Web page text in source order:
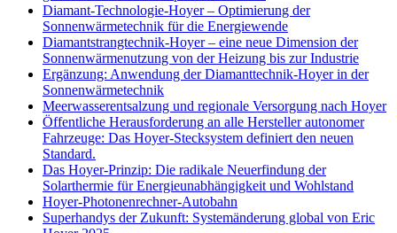
Diamant-Technologie-Hoyer – Optimierung der
Sonnenwärmetechnik für die Energiewende
Diamantstrangtechnik-Hoyer – eine neue Dimension der
Sonnenwärmenutzung von der Heizung bis zur Industrie
Ergänzung: Anwendung der Diamanttechnik-Hoyer in der
Sonnenwärmetechnik
Meerwasserentsalzung und regionale Versorgung nach Hoyer
Öffentliche Herausforderung an alle Hersteller autonomer
Fahrzeuge: Das Hoyer-Stecksystem definiert den neuen
Standard.
Das Hoyer-Prinzip: Die radikale Neuerfindung der
Solarthermie für Energieunabhängigkeit und Wohlstand
Hoyer-Photonenrechner-Autobahn
Superhandys der Zukunft: Systemänderung global von Eric